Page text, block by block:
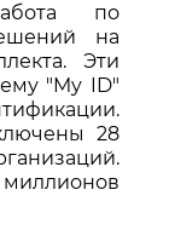
по
на
Эти
"My ID"
28